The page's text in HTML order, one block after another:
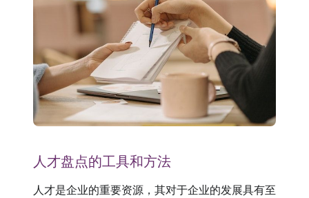
人才盘点的工具和方法
人才是企业的重要资源，其对于企业的发展具有至